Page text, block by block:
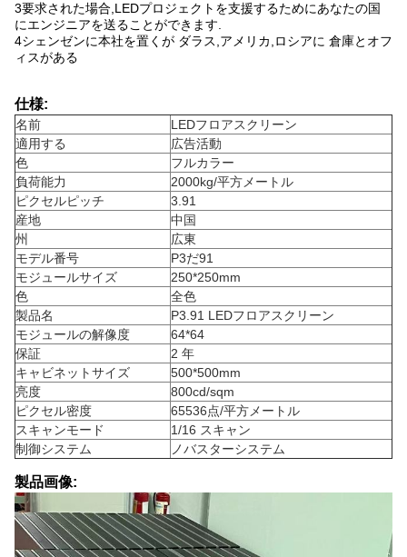
3要求された場合,LEDプロジェクトを支援するためにあなたの国
にエンジニアを送ることができます.
4シェンゼンに本社を置くが ダラス,アメリカ,ロシアに 倉庫とオフ
ィスがある
仕様:
名前
LEDフロアスクリーン
適用する
広告活動
色
フルカラー
負荷能力
2000kg/平方メートル
ピクセルピッチ
3.91
産地
中国
州
広東
モデル番号
P3だ91
モジュールサイズ
250*250mm
色
全色
製品名
P3.91 LEDフロアスクリーン
モジュールの解像度
64*64
保証
2 年
キャビネットサイズ
500*500mm
亮度
800cd/sqm
ピクセル密度
65536点/平方メートル
スキャンモード
1/16 スキャン
制御システム
ノバスターシステム
製品画像: